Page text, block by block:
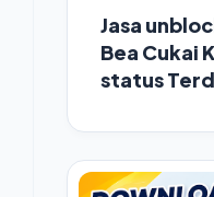
Jasa
Bea Cukai
status